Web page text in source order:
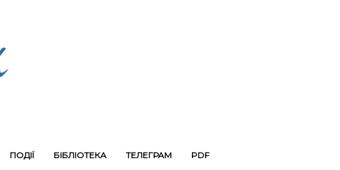
ПОДІЇ БІБЛІОТЕКА ТЕЛЕГРАМ PDF